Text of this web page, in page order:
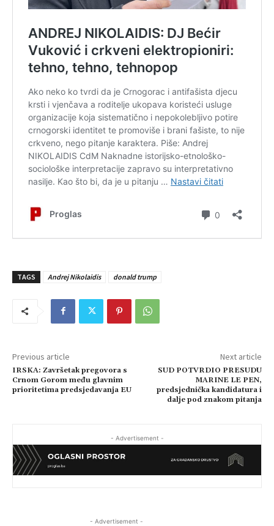
TAGS Andrej Nikolaidis donald trump
Previous article
IRSKA: Završetak pregovora s
Crnom Gorom među glavnim
prioritetima predsjedavanja EU
Next article
SUD POTVRDIO PRESUDU
MARINE LE PEN,
predsjednička kandidatura i
dalje pod znakom pitanja
- Advertisement -
- Advertisement -